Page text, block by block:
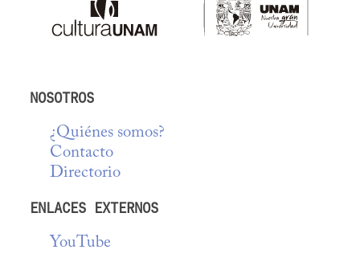
NOSOTROS
¿Quiénes somos?
Contacto
Directorio
ENLACES EXTERNOS
YouTube